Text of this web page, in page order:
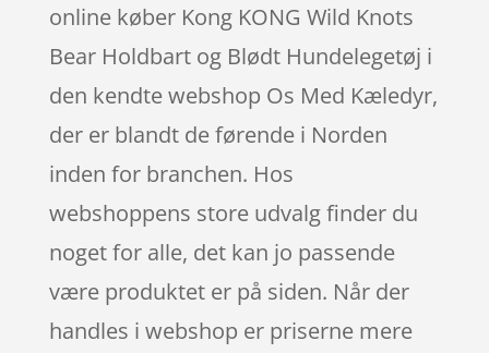
online køber Kong KONG Wild Knots
Bear Holdbart og Blødt Hundelegetøj i
den kendte webshop Os Med Kæledyr,
der er blandt de førende i Norden
inden for branchen. Hos
webshoppens store udvalg finder du
noget for alle, det kan jo passende
være produktet er på siden. Når der
handles i webshop er priserne mere